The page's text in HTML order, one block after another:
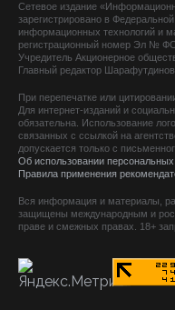
Сетевое издание
зарегистрировано в
информационных технологий и
регистрационный номер Эл №
Учредитель Акционерное
Главный редактор
При перепечатке или
Для интернет-изданий и
обязательна. Использование
связанных с ссылкой на
допускается только с
Об использовании
Правила применения
Вся информация и материалы,
защищены международным и
праве и смежных правах. 18+